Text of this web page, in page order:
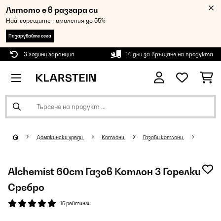
Лятото е в разгара си
Най-горещите намаления до 55%
Пазарувайте сега
3 години гаранция 14 дни за връщане на продукта
Домакински уреди Котлони Газови котлони
Alchemist 60cm Газов Котлон 3 Горелки
Сребро
15 рейтинги